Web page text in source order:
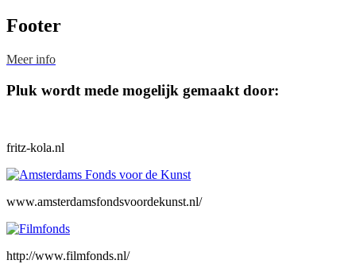
Footer
Meer info
Pluk wordt mede mogelijk gemaakt door:
fritz-kola.nl
www.amsterdamsfondsvoordekunst.nl/
http://www.filmfonds.nl/